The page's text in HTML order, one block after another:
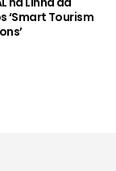
‘Smart Tourism